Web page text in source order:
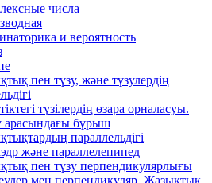
числа
и вероятность
пен түзу, және түзулердің
түзілердің өзара орналасуы.
арасындағы бұрыш
параллельдігі
және параллелепипед
пен түзу перпендикулярлығы
мен перпендикуляр. Жазықтық